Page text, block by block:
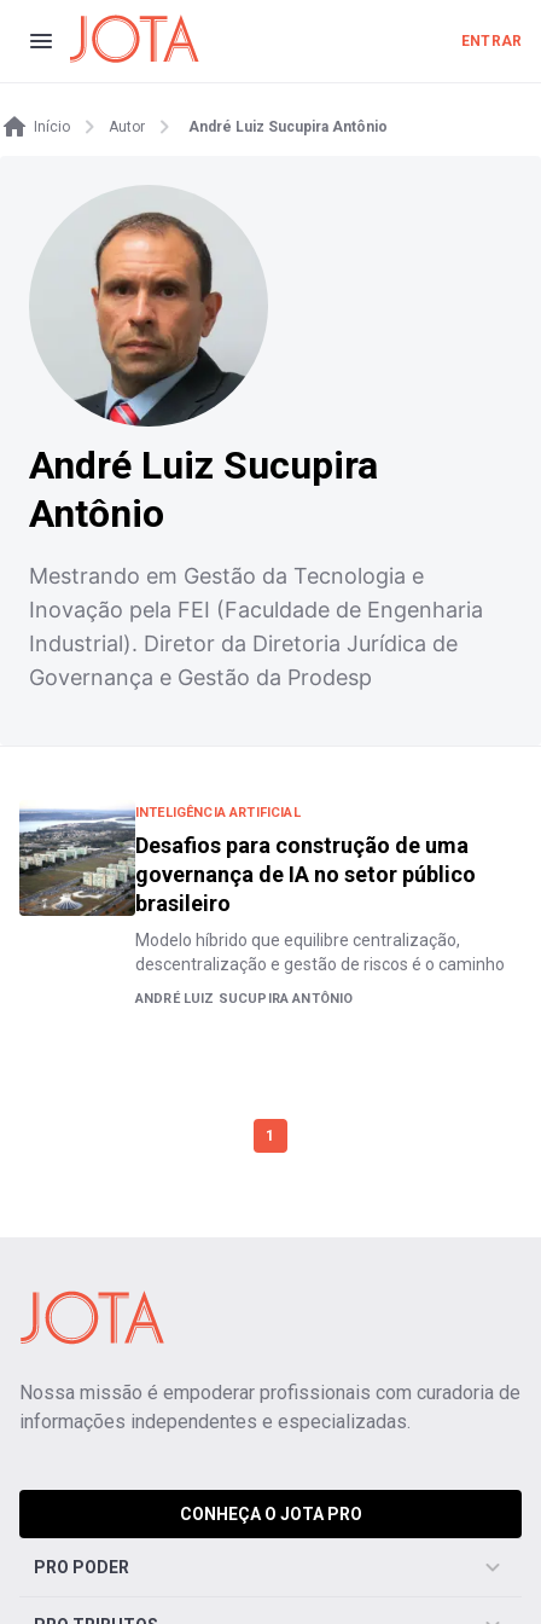
ENTRAR
Início Autor André Luiz Sucupira Antônio
André Luiz Sucupira
Antônio
Mestrando em Gestão da Tecnologia e
Inovação pela FEI (Faculdade de Engenharia
Industrial). Diretor da Diretoria Jurídica de
Governança e Gestão da Prodesp
INTELIGÊNCIA ARTIFICIAL
Desafios para construção de uma
governança de IA no setor público
brasileiro
Modelo híbrido que equilibre centralização,
descentralização e gestão de riscos é o caminho
ANDRÉ LUIZ SUCUPIRA ANTÔNIO
1
Nossa missão é empoderar profissionais com curadoria de
informações independentes e especializadas.
CONHEÇA O JOTA PRO
PRO PODER